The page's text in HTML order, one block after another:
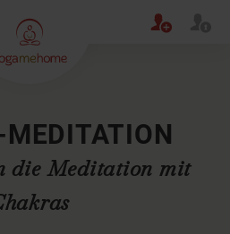
die Meditation mit